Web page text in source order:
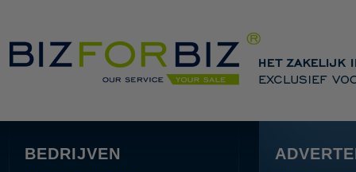
BEDRIJVEN